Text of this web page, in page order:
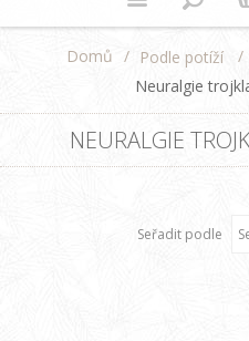
Domů / Podle potíží /
Neuralgie
NEURALGIE
Seřadit podle